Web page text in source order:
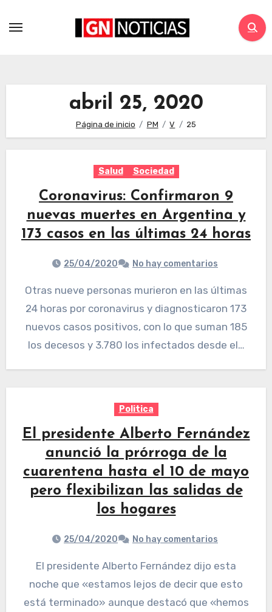
abril 25, 2020
Página de inicio PM V 25
Salud Sociedad
Coronavirus: Confirmaron 9
nuevas muertes en Argentina y
173 casos en las últimas 24 horas
25/04/2020 No hay comentarios
Otras nueve personas murieron en las últimas
24 horas por coronavirus y diagnosticaron 173
nuevos casos positivos, con lo que suman 185
los decesos y 3.780 los infectados desde el…
Politica
El presidente Alberto Fernández
anunció la prórroga de la
cuarentena hasta el 10 de mayo
pero flexibilizan las salidas de
los hogares
25/04/2020 No hay comentarios
El presidente Alberto Fernández dijo esta
noche que «estamos lejos de decir que esto
está terminado» aunque destacó que «hemos